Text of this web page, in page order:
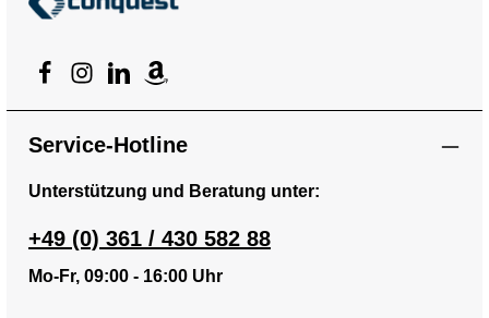
Service-Hotline
Unterstützung und Beratung unter:
+49 (0) 361 / 430 582 88
Mo-Fr, 09:00 - 16:00 Uhr